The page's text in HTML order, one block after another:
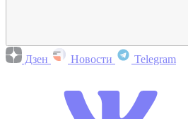
Дзен Новости Telegram